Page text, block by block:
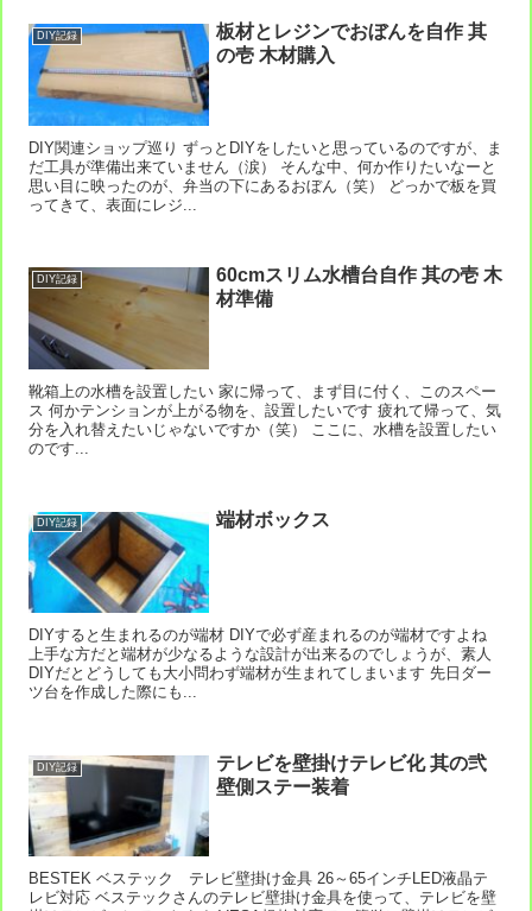
DIY記録
板材とレジンでおぼんを自作 其
の壱 木材購入
DIY関連ショップ巡り ずっとDIYをしたいと思っているのですが、ま
だ工具が準備出来ていません（涙） そんな中、何か作りたいなーと
思い目に映ったのが、弁当の下にあるおぼん（笑） どっかで板を買
ってきて、表面にレジ...
DIY記録
60cmスリム水槽台自作 其の壱 木
材準備
靴箱上の水槽を設置したい 家に帰って、まず目に付く、このスペー
ス 何かテンションが上がる物を、設置したいです 疲れて帰って、気
分を入れ替えたいじゃないですか（笑） ここに、水槽を設置したい
のです...
DIY記録 端材ボックス
DIYすると生まれるのが端材 DIYで必ず産まれるのが端材ですよね
上手な方だと端材が少なるような設計が出来るのでしょうが、素人
DIYだとどうしても大小問わず端材が生まれてしまいます 先日ダー
ツ台を作成した際にも...
DIY記録
テレビを壁掛けテレビ化 其の弐
壁側ステー装着
BESTEK ベステック テレビ壁掛け金具 26～65インチLED液晶テ
レビ対応 ベステックさんのテレビ壁掛け金具を使って、テレビを壁